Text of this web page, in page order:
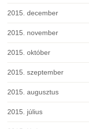
2015. december
2015. november
2015. október
2015. szeptember
2015. augusztus
2015. július